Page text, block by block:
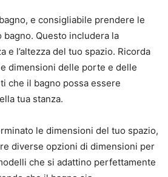
e consigliabile prendere le
Questo includera la
e l’altezza del tuo spazio. Ricorda
dimensioni delle porte e delle
che il bagno possa essere
tua stanza.
le dimensioni del tuo spazio,
diverse opzioni di dimensioni per
che si adattino perfettamente